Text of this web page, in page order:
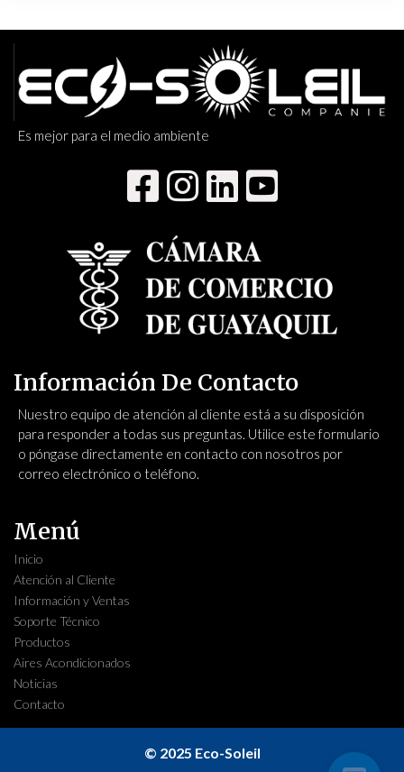
Es mejor para el medio ambiente
Información De Contacto
Nuestro equipo de atención al cliente está a su disposición
para responder a todas sus preguntas. Utilice este formulario
o póngase directamente en contacto con nosotros por
correo electrónico o teléfono.
Menú
Inicio
Atención al Cliente
Información y Ventas
Soporte Técnico
Productos
Aires Acondicionados
Noticias
Contacto
© 2025 Eco-Soleil